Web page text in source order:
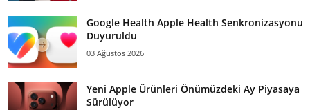
Google Health Apple Health Senkronizasyonu
Duyuruldu
03 Ağustos 2026
Yeni Apple Ürünleri Önümüzdeki Ay Piyasaya
Sürülüyor